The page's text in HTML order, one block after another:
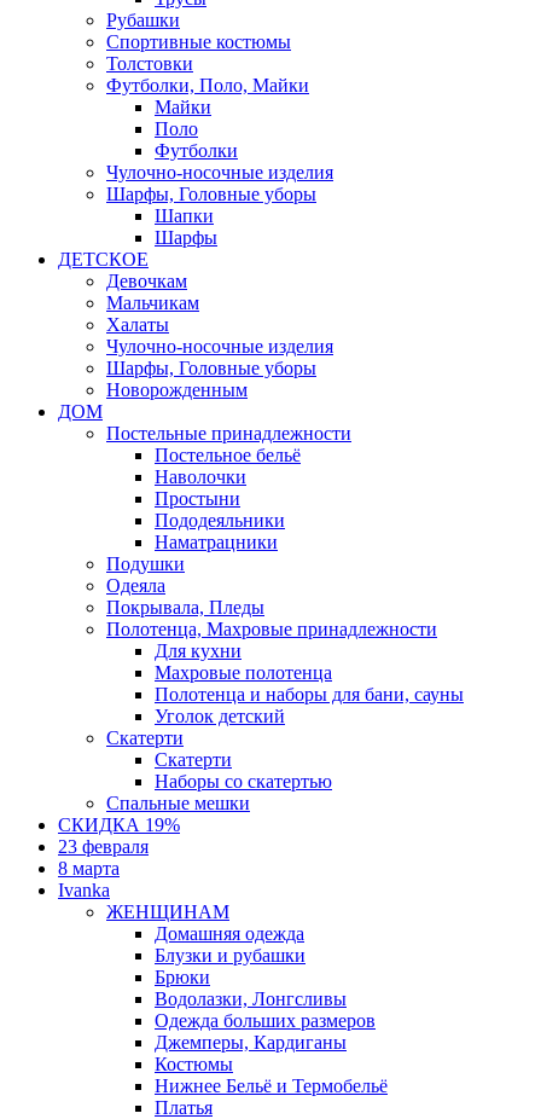
Рубашки
Спортивные костюмы
Толстовки
Футболки, Поло, Майки
Майки
Поло
Футболки
Чулочно-носочные изделия
Шарфы, Головные уборы
Шапки
Шарфы
ДЕТСКОЕ
Девочкам
Мальчикам
Халаты
Чулочно-носочные изделия
Шарфы, Головные уборы
Новорожденным
ДОМ
Постельные принадлежности
Постельное бельё
Наволочки
Простыни
Пододеяльники
Наматрацники
Подушки
Одеяла
Покрывала, Пледы
Полотенца, Махровые принадлежности
Для кухни
Махровые полотенца
Полотенца и наборы для бани, сауны
Уголок детский
Скатерти
Скатерти
Наборы со скатертью
Спальные мешки
СКИДКА 19%
23 февраля
8 марта
Ivanka
ЖЕНЩИНАМ
Домашняя одежда
Блузки и рубашки
Брюки
Водолазки, Лонгсливы
Одежда больших размеров
Джемперы, Кардиганы
Костюмы
Нижнее Бельё и Термобельё
Платья